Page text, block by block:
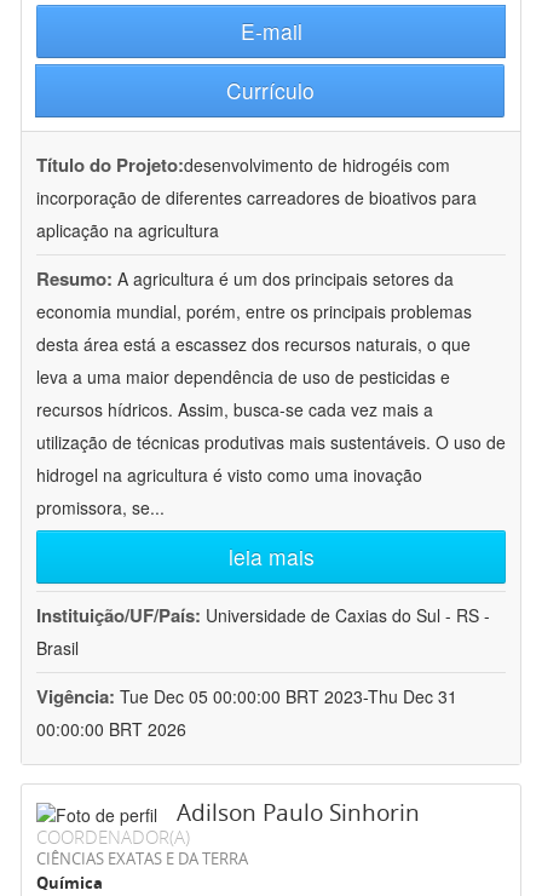
E-mail
Currículo
Título do Projeto:desenvolvimento de hidrogéis com
incorporação de diferentes carreadores de bioativos para
aplicação na agricultura
Resumo: A agricultura é um dos principais setores da
economia mundial, porém, entre os principais problemas
desta área está a escassez dos recursos naturais, o que
leva a uma maior dependência de uso de pesticidas e
recursos hídricos. Assim, busca-se cada vez mais a
utilização de técnicas produtivas mais sustentáveis. O uso de
hidrogel na agricultura é visto como uma inovação
promissora, se...
leia mais
Instituição/UF/País: Universidade de Caxias do Sul - RS -
Brasil
Vigência: Tue Dec 05 00:00:00 BRT 2023-Thu Dec 31
00:00:00 BRT 2026
Adilson Paulo Sinhorin
COORDENADOR(A)
CIÊNCIAS EXATAS E DA TERRA
Química